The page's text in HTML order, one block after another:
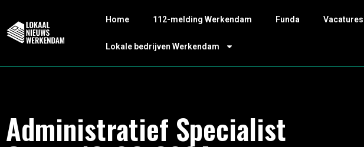
Home 112-melding Werkendam Funda Vacatures
Lokale bedrijven Werkendam
Administratief Specialist